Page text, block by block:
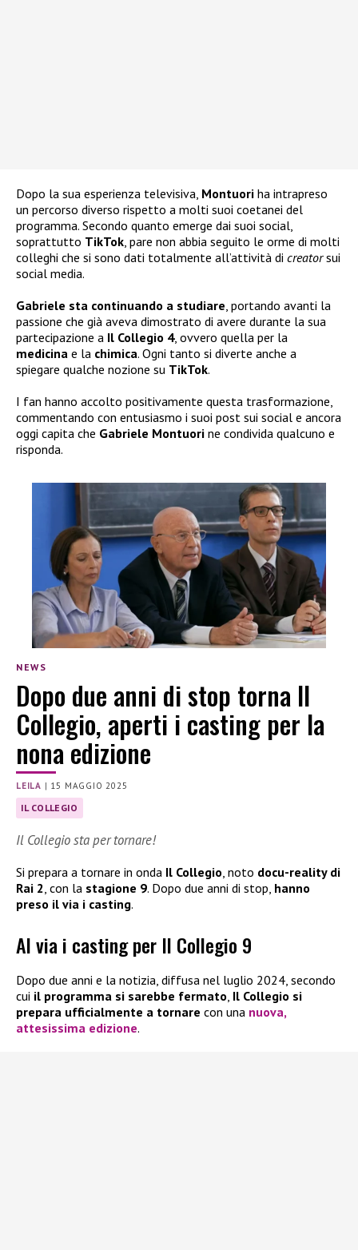
Dopo la sua esperienza televisiva, Montuori ha intrapreso
un percorso diverso rispetto a molti suoi coetanei del
programma. Secondo quanto emerge dai suoi social,
soprattutto TikTok, pare non abbia seguito le orme di molti
colleghi che si sono dati totalmente all’attività di creatorsui
social media.
Gabriele sta continuando a studiare, portando avanti la
passione che già aveva dimostrato di avere durante la sua
partecipazione a Il Collegio 4, ovvero quella per la
medicina e la chimica. Ogni tanto si diverte anche a
spiegare qualche nozione su TikTok.
I fan hanno accolto positivamente questa trasformazione,
commentando con entusiasmo i suoi post sui social e ancora
oggi capita che Gabriele Montuori ne condivida qualcuno e
risponda.
NEWS
Dopo due anni di stop torna Il
Collegio, aperti i casting per la
nona edizione
LEILA | 15 MAGGIO 2025
IL COLLEGIO
Il Collegio sta per tornare!
Si prepara a tornare in onda Il Collegio, noto docu-reality di
Rai 2, con la stagione 9. Dopo due anni di stop, hanno
preso il via i casting.
Al via i casting per Il Collegio 9
Dopo due anni e la notizia, diffusa nel luglio 2024, secondo
cui il programma si sarebbe fermato Il Collegio si
prepara ufficialmente a tornare con una nuova,
attesissima edizione.